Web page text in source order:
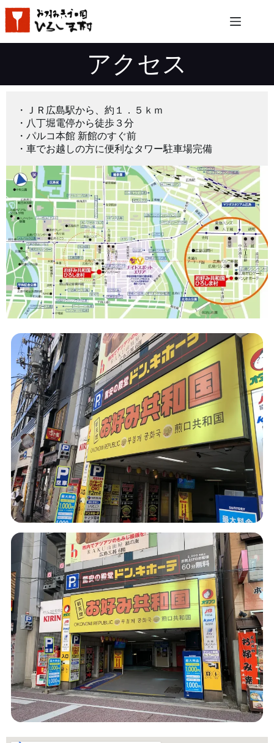
コ
ン
テ
ン
アクセス
・ＪＲ広島駅から、約１．５ｋｍ
・八丁堀電停から徒歩３分
・パルコ本館 新館のすぐ前
・車でお越しの方に便利なタワー駐車場完備